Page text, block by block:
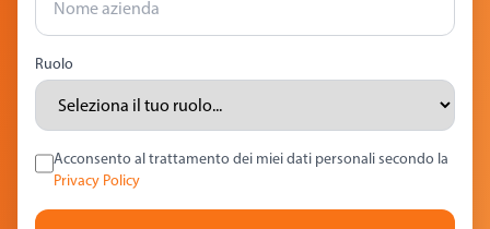
Ruolo
Acconsento al trattamento dei miei dati personali secondo la
Privacy Policy